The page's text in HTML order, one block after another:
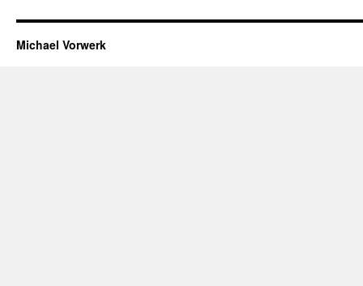
Michael Vorwerk